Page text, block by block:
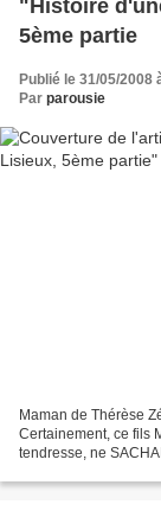
"Histoire
5ème partie
Publié le 31/05/2008
Par parousie
Maman de Thérèse
Certainement, ce fils
tendresse, ne